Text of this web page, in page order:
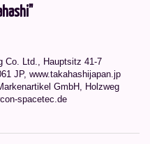
Co. Ltd., Hauptsitz 41-7
JP, www.takahashijapan.jp
GmbH, Holzweg
spacetec.de